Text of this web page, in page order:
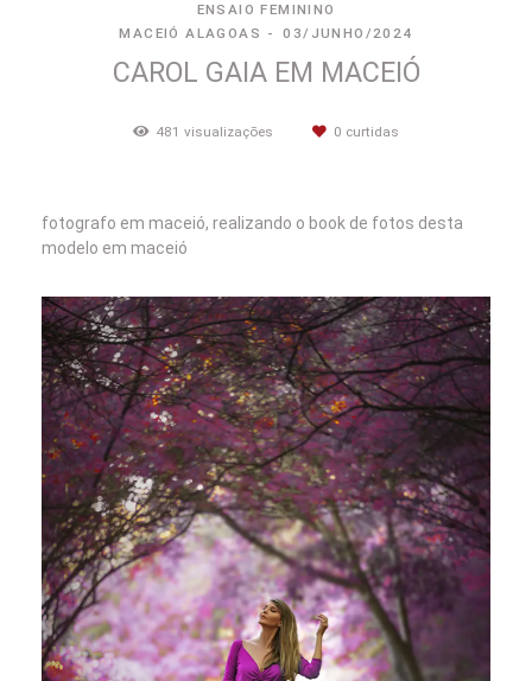
ENSAIO FEMININO
MACEIÓ ALAGOAS
03/JUNHO/2024
CAROL GAIA EM MACEIÓ
481 visualizações 0 curtidas
fotografo em maceió, realizando o book de fotos desta
modelo em maceió